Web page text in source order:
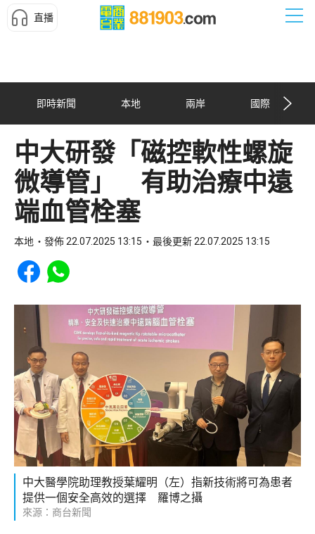
直播
即時新聞 本地 兩岸 國際
中大研發「磁控軟性螺旋
微導管」 有助治療中遠
端血管栓塞
本地 發佈 22.07.2025 13:15 最後更新 22.07.2025 13:15
Share to Facebook
Share to WhatsApp
中大醫學院助理教授葉耀明（左）指新技術將可為患者
提供一個安全高效的選擇 羅博之攝
來源：商台新聞